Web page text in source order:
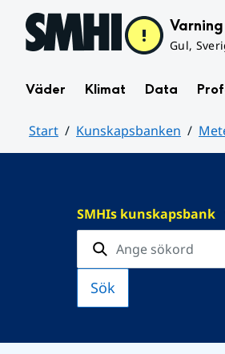
Hoppa till sidans innehåll Varning
Gul,
Väder Klimat Data
Start Kunskapsbanken
SMHIs kunskapsbank